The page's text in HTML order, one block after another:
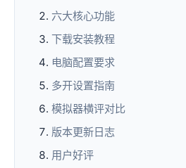
六大核心功能
下载安装教程
电脑配置要求
多开设置指南
模拟器横评对比
版本更新日志
用户好评